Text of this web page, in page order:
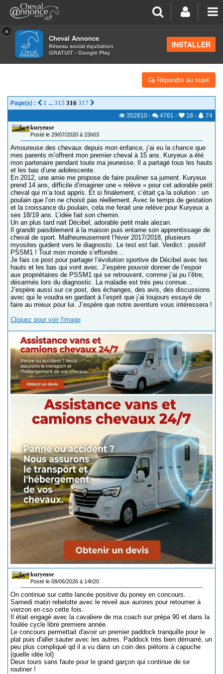
×
Cheval Annonce
Réseau social équitation
GRATUIT - Google Play
INSTALLER
>Vos photos et vidéos
- LES PÉRIPÉTIES SPORTIVES D’UN PSSM1 -
Répondre au sujet
Page(s) : 1 ... 315 316 317
352810 - 4761 - 18 -
74
kuryeuse
Posté le 29/07/2020 à 15h03
Amoureuse des chevaux depuis mon enfance, j’ai eu la chance que
mes parents m’offrent mon premier cheval à 15 ans. Kuryeux a été
mon partenaire pendant toute ma jeunesse. Il a partagé tous les hauts
et les bas d’une adolescente.
En 2012, une amie me propose de faire pouliner sa jument. Kuryeux
prend 14 ans, difficile d’imaginer une « relève » pour cet adorable petit
cheval qui m’a tout appris. Et si finalement, c’était ça la solution : un
poulain que l’on ne choisit pas réellement. Avec le temps de gestation
et la croissance du poulain, cela me ferait une relève pour Kuryeux a
ses 18/19 ans. L’idée fait son chemin.
Un an plus tard nait Décibel, adorable petit male alezan.
Il grandit paisiblement à la maison puis entame son apprentissage de
cheval de sport. Malheureusement l’hiver 2017/2018, plusieurs
myosites guident vers le diagnostic. Le test est fait. Verdict : positif
PSSM1 ! Tout mon monde s’effondre…
Je fais ce post pour partager l’évolution sportive de Décibel avec les
hauts et les bas qui vont avec. J’espère pouvoir donner de l’espoir
aux propriétaires de PSSM1 qui se retrouvent, comme j’ai pu l’être,
désarmés lors du diagnostic. La maladie est très peu connue…
J’espère aussi sur ce post, des échanges, des avis, des discussions
avec qui le voudra en gardant à l’esprit que j’ai toujours essayé de
faire au mieux pour lui. J’espère que notre aventure vous intéressera !
Cliquez pour voir l'image
kuryeuse
Posté le 08/06/2026 à 14h20
On continue sur cette lancée positive du poney en concours.
Samedi matin rebelotte avec le reveil aux aurores pour retourner à
vierzon en cso cette fois.
Il était engagé avec la cavaliere de ma coach sur prépa 90 et dans la
foulée cycle libre premiere année.
Le concours permettait d'avoir un premier paddock tranquille pour le
plat puis d'aller sauter avec les autres. Paddock très bien démarré, un
peu plus compliqué qd il a vu dans un coin des piétons à capuche
(quelle idée lol)
Deux tours sans faute pour le grand garçon qui continue de se
routiner !